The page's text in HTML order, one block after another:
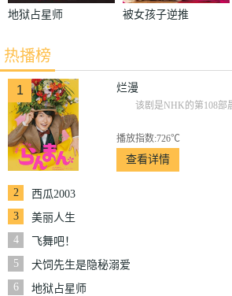
地狱占星师
被女孩子逆推
热播榜
1 烂漫
该剧是NHK的第108部
播放指数:726℃
查看详情
2
西瓜2003
3
美丽人生
4
飞舞吧！
5
犬饲先生是隐秘溺爱
上司
6
地狱占星师